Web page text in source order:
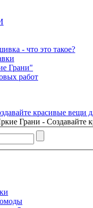
- что это такое?
Грани"
работ
Грани - Создавайте